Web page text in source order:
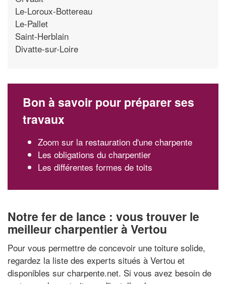
Le-Loroux-Bottereau
Le-Pallet
Saint-Herblain
Divatte-sur-Loire
Bon à savoir pour préparer ses
travaux
Zoom sur la restauration d'une charpente
Les obligations du charpentier
Les différentes formes de toits
Notre fer de lance : vous trouver le
meilleur charpentier à Vertou
Pour vous permettre de concevoir une toiture solide,
regardez la liste des experts situés à Vertou et
disponibles sur charpente.net. Si vous avez besoin de